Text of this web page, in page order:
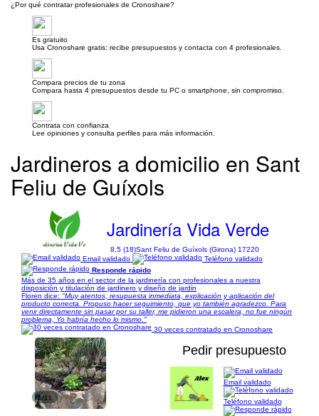
¿Por qué contratar profesionales de Cronoshare?
Es gratuito
Usa Cronoshare gratis: recibe presupuestos y contacta con 4 profesionales.
Compara precios de tu zona
Compara hasta 4 presupuestos desde tu PC o smartphone, sin compromiso.
Contrata con confianza
Lee opiniones y consulta perfiles para más información.
Jardineros a domicilio en Sant
Feliu de Guíxols
Jardinería Vida Verde
8,5 (18)Sant Feliu de Guíxols (Girona) 17220
Email validado
Teléfono validado
Responde rápido
Más de 35 años en el sector de la jardinería con profesionales a nuestra
disposición y titulación de jardinero y diseño de jardin
Floren dice: "Muy atentos, resupuesta inmediata, explicación y aplicación del
producto correcta. Propuso hacer seguimiento, que yo también agradezco. Para
venir directamente sin pasar por su taller, me pidieron una escalera, no fue ningún
problema, Yo habría hecho lo mismo."
30 veces contratado en Cronoshare
1/11
Pedir presupuesto
Email validado
Teléfono validado